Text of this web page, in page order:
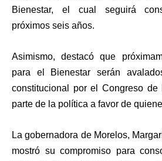
Bienestar, el cual seguirá
próximos seis años.
Asimismo, destacó que
para el Bienestar serán
constitucional por el Congreso
parte de la política a favor de
La gobernadora de Morelos,
mostró su compromiso para